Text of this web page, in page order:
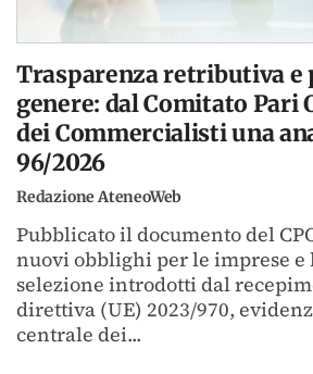
Trasparenza retributiva e
genere: dal Comitato Pari
dei Commercialisti una
96/2026
Redazione AteneoWeb
Pubblicato il documento del
nuovi obblighi per le imprese e
selezione introdotti dal
direttiva (UE) 2023/970,
centrale dei...